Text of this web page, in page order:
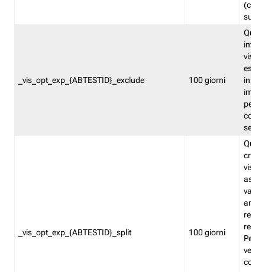
_vis_opt_exp_{ABTESTID}_exclude 100 giorni
in
_vis_opt_exp_{ABTESTID}_split 100 giorni